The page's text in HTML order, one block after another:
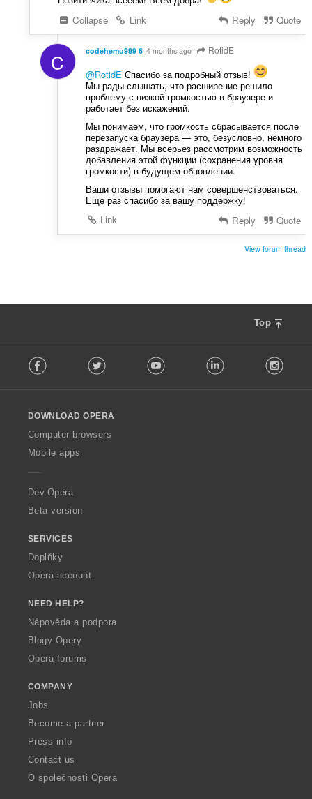
Collapse
Link Reply Quote
C codehemu999 6 4 months ago RotidE
@RotidE Спасибо за подробный отзыв!
Мы рады слышать, что расширение решило
проблему с низкой громкостью в браузере и
работает без искажений.
Мы понимаем, что громкость сбрасывается после
перезапуска браузера — это, безусловно, немного
раздражает. Мы всерьез рассмотрим возможность
добавления этой функции (сохранения уровня
громкости) в будущем обновлении.
Ваши отзывы помогают нам совершенствоваться.
Еще раз спасибо за вашу поддержку!
Link
Reply Quote
View forum thread
Top
o
w
O
p
a
Facebook Twitter Youtube LinkedIn
DOWNLOAD OPERA
Computer browsers
Mobile apps
Dev.Opera
Beta version
SERVICES
Doplňky
Opera account
NEED HELP?
Nápověda a podpora
Blogy Opery
Opera forums
COMPANY
Jobs
Become a partner
Press info
Contact us
O společnosti Opera